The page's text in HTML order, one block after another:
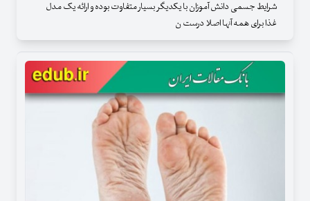
شرایط جسمی دانش آموزان با یکدیگر بسیار متفاوت بوده و ارائه یک مدل
غذا برای همه آنها اصلا درست ن